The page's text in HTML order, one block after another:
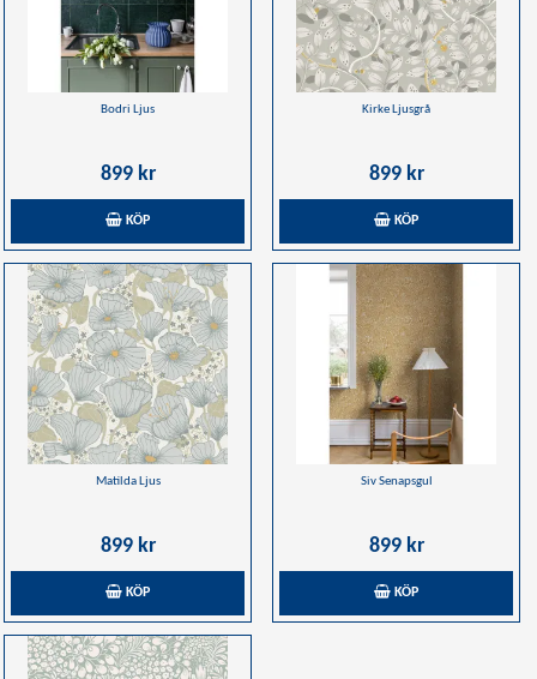
Bodri Ljus
899 kr
KÖP
Kirke Ljusgrå
899 kr
KÖP
Matilda Ljus
899 kr
KÖP
Siv Senapsgul
899 kr
KÖP